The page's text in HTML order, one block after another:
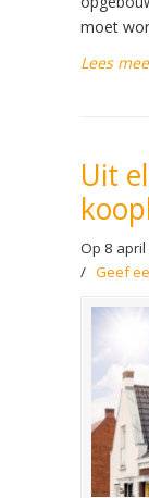
moet
Lees
Uit
Op 8 april
/ Geef